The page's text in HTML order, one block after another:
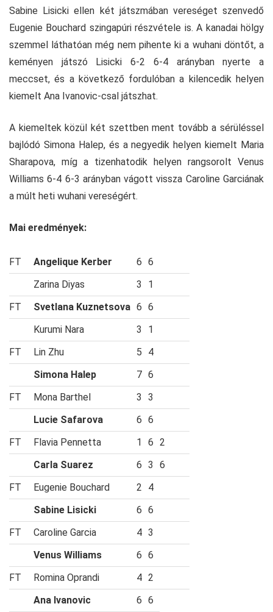
Sabine Lisicki ellen két játszmában vereséget szenvedő
Eugenie Bouchard szingapúri részvétele is. A kanadai hölgy
szemmel láthatóan még nem pihente ki a wuhani döntőt, a
keményen játszó Lisicki 6-2 6-4 arányban nyerte a
meccset, és a következő fordulóban a kilencedik helyen
kiemelt Ana Ivanovic-csal játszhat.
A kiemeltek közül két szettben ment tovább a sérüléssel
bajlódó Simona Halep, és a negyedik helyen kiemelt Maria
Sharapova, míg a tizenhatodik helyen rangsorolt Venus
Williams 6-4 6-3 arányban vágott vissza Caroline Garciának
a múlt heti wuhani vereségért.
Mai eredmények:
FT Angelique Kerber 6 6
Zarina Diyas
3
1
FT
Svetlana Kuznetsova 6 6
Kurumi Nara
3
1
FT
Lin Zhu 5
4
Simona Halep
7 6
FT
Mona Barthel 3
3
Lucie Safarova
6 6
FT
Flavia Pennetta 1 6 2
Carla Suarez
6 3
6
FT
Eugenie Bouchard 2
4
Sabine Lisicki
6 6
FT
Caroline Garcia 4 3
Venus Williams
6 6
FT
Romina Oprandi 4 2
Ana Ivanovic
6 6